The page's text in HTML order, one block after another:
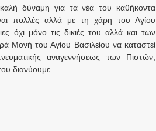
δύναμη για τα νέα του καθήκοντα
πολλές αλλά με τη χάρη του Αγίου
όχι μόνο τις δικιές του αλλά και των
Μονή του Αγίου Βασιλείου να καταστεί
αναγεννήσεως των Πιστών,
διανύουμε.